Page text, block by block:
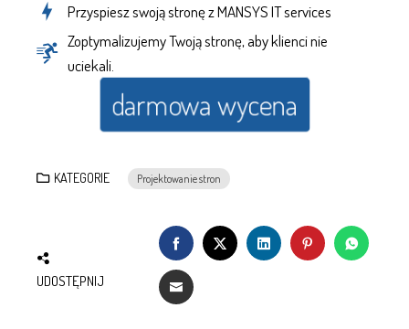
Przyspiesz swoją stronę z MANSYS IT services
Zoptymalizujemy Twoją stronę, aby klienci nie
uciekali.
darmowa wycena
KATEGORIE Projektowanie stron
UDOSTĘPNIJ